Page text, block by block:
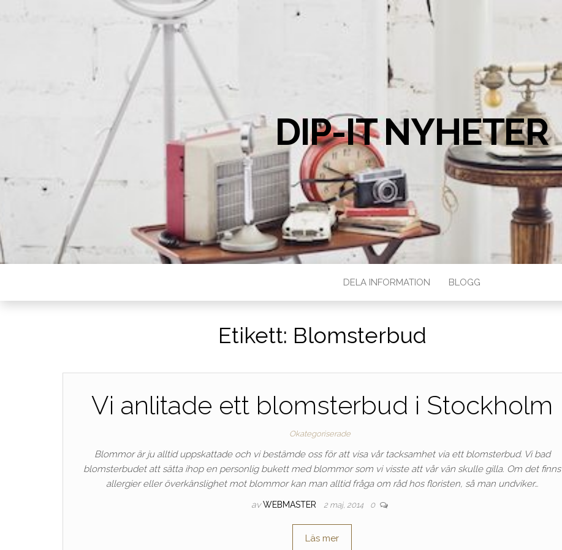
DIP-IT NYHETER
DELA INFORMATION BLOGG
Etikett: Blomsterbud
Vi anlitade ett blomsterbud i Stockholm
Okategoriserade
Blommor är ju alltid uppskattade och vi bestämde oss för att visa vår tacksamhet via ett blomsterbud. Vi bad
blomsterbudet att sätta ihop en personlig bukett med blommor som vi visste att vår vän skulle gilla. Om det finns
allergier eller överkänslighet mot blommor kan man alltid fråga om råd hos floristen, så man undviker…
av WEBMASTER 2 maj, 2014 0
Läs mer